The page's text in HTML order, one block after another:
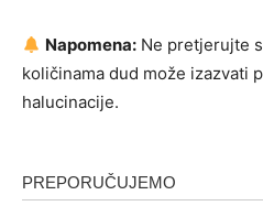
Napomena: Ne pretjerujte
količinama dud može izazvati
halucinacije.